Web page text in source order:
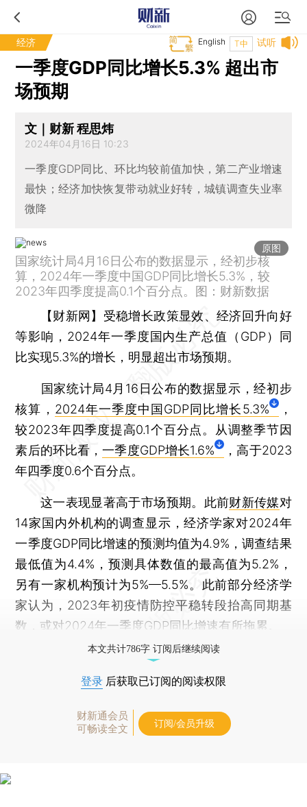
经济 试听
T中
English
一季度GDP同比增长5.3% 超出市
场预期
文｜财新 程思炜
2024年04月16日 10:23
一季度GDP同比、环比均较前值加快，第二产业增速
最快；经济加快恢复带动就业好转，城镇调查失业率
微降
原图
国家统计局4月16日公布的数据显示，经初步核
算，2024年一季度中国GDP同比增长5.3%，较
2023年四季度提高0.1个百分点。图：财新数据
【财新网】 受稳增长政策显效、经济回升向好
等影响，2024年一季度国内生产总值（GDP）同
比实现5.3%的增长，明显超出市场预期。
国家统计局4月16日公布的数据显示，经初步
核算， 2024年一季度中国GDP同比增长5.3%
，
较2023年四季度提高0.1个百分点。从调整季节因
素后的环比看，一季度GDP增长1.6%
，高于2023
年四季度0.6个百分点。
这一表现显著高于市场预期。此前财新传媒对
14家国内外机构的调查显示，经济学家对2024年
一季度GDP同比增速的预测均值为4.9%，调查结果
最低值为4.4%，预测具体数值的最高值为5.2%，
另有一家机构预计为5%—5.5%。此前部分经济学
家认为，2023年初疫情防控平稳转段抬高同期基
数，或对2024年一季度GDP同比增速有所拖累。
本文共计786字 订阅后继续阅读
登录 后获取已订阅的阅读权限
财新通会员
可畅读全文
订阅/会员升级